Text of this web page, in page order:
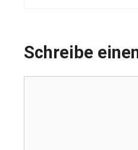
Schreibe